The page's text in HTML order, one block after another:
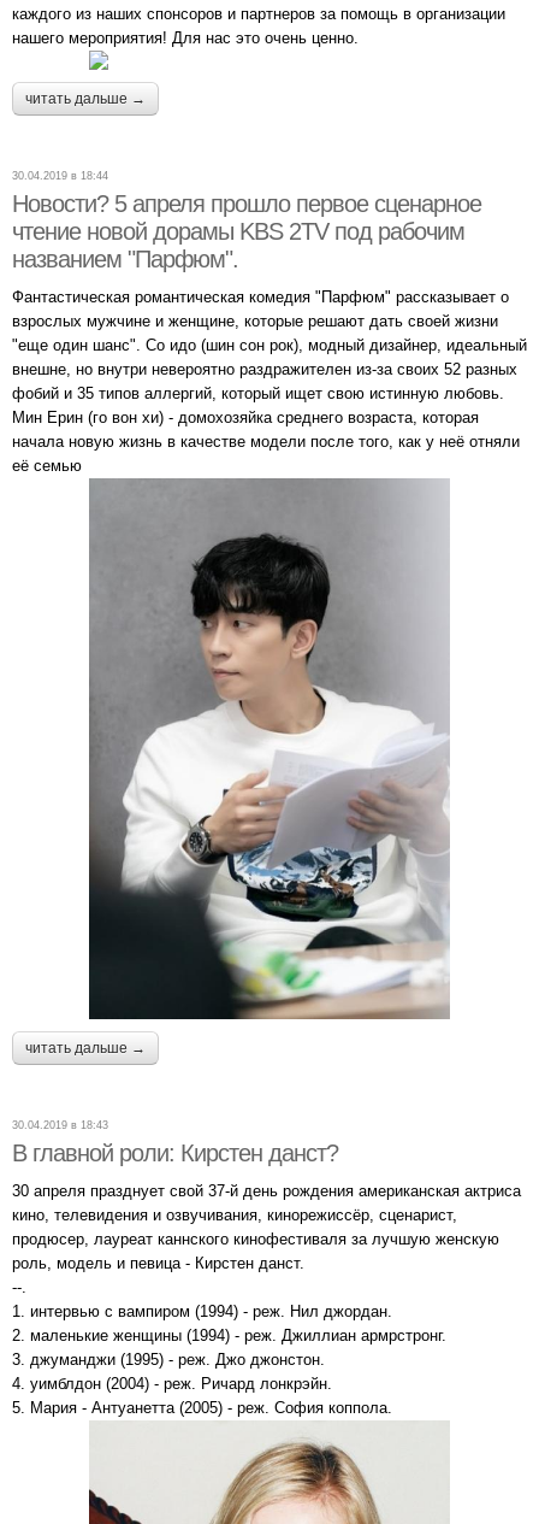
каждого из наших спонсоров и партнеров за помощь в организации
нашего мероприятия! Для нас это очень ценно.
читать дальше →
30.04.2019 в 18:44
Новости? 5 апреля прошло первое сценарное
чтение новой дорамы KBS 2TV под рабочим
названием "Парфюм".
Фантастическая романтическая комедия "Парфюм" рассказывает о
взрослых мужчине и женщине, которые решают дать своей жизни
"еще один шанс". Со идо (шин сон рок), модный дизайнер, идеальный
внешне, но внутри невероятно раздражителен из-за своих 52 разных
фобий и 35 типов аллергий, который ищет свою истинную любовь.
Мин Ерин (го вон хи) - домохозяйка среднего возраста, которая
начала новую жизнь в качестве модели после того, как у неё отняли
её семью
читать дальше →
30.04.2019 в 18:43
В главной роли: Кирстен данст?
30 апреля празднует свой 37-й день рождения американская актриса
кино, телевидения и озвучивания, кинорежиссёр, сценарист,
продюсер, лауреат каннского кинофестиваля за лучшую женскую
роль, модель и певица - Кирстен данст.
--.
1. интервью с вампиром (1994) - реж. Нил джордан.
2. маленькие женщины (1994) - реж. Джиллиан армрстронг.
3. джуманджи (1995) - реж. Джо джонстон.
4. уимблдон (2004) - реж. Ричард лонкрэйн.
5. Мария - Антуанетта (2005) - реж. София коппола.